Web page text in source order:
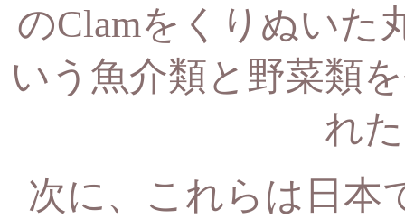
のClamをくりぬいた
いう魚介類と野菜類
れ
次に、これらは日本